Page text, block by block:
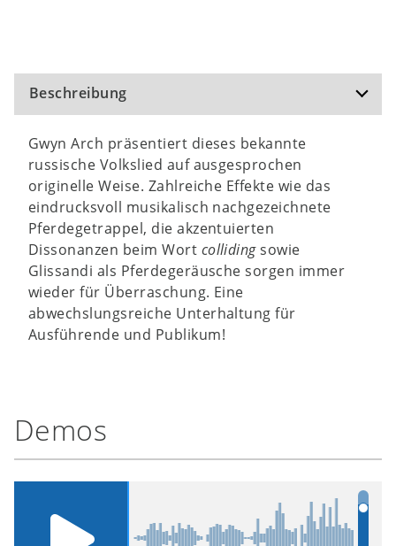
Beschreibung
Gwyn Arch präsentiert dieses bekannte
russische Volkslied auf ausgesprochen
originelle Weise. Zahlreiche Effekte wie das
eindrucksvoll musikalisch nachgezeichnete
Pferdegetrappel, die akzentuierten
Dissonanzen beim Wort collidingsowie
Glissandi als Pferdegeräusche sorgen immer
wieder für Überraschung. Eine
abwechslungsreiche Unterhaltung für
Ausführende und Publikum!
Demos